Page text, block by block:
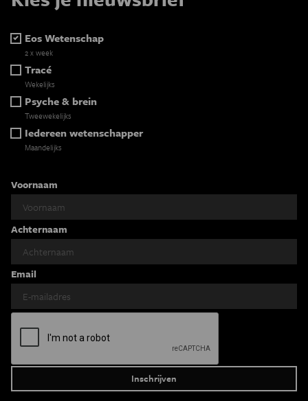
Eos Wetenschap
2 x week
Tracé
Wekelijks
Psyche & brein
Tweewekelijks
Iedereen wetenschapper
Maandelijks
Voornaam
Achternaam
Email